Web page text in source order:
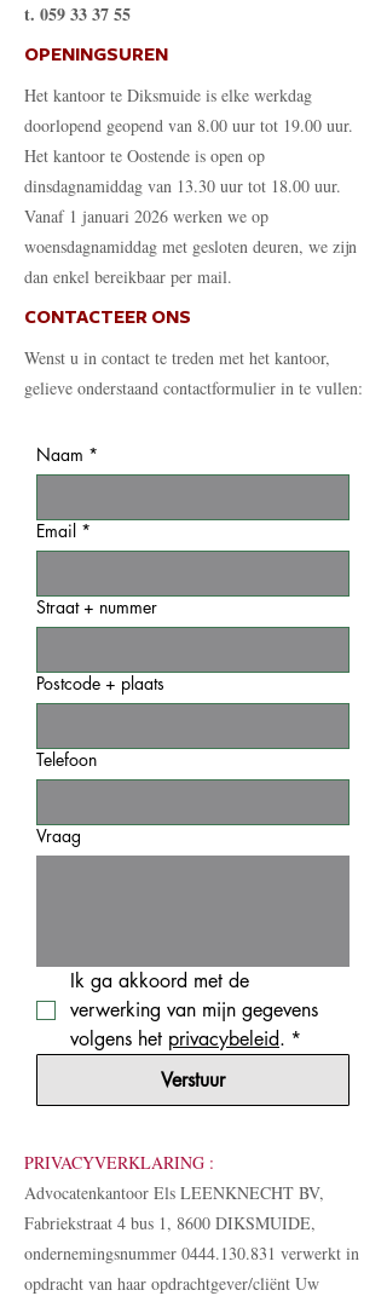
t. 059 33 37 55
OPENINGSUREN
Het kantoor te Diksmuide is elke werkdag
doorlopend geopend van 8.00 uur tot 19.00 uur.
Het kantoor te Oostende is open op
dinsdagnamiddag van 13.30 uur tot 18.00 uur.
Vanaf 1 januari 2026 werken we op
woensdagnamiddag met gesloten deuren, we zijn
dan enkel bereikbaar per mail.
CONTACTEER ONS
Wenst u in contact te treden met het kantoor,
gelieve onderstaand contactformulier in te vullen:
Naam *
Email *
Straat + nummer
Postcode + plaats
Telefoon
Vraag
Ik ga akkoord met de
verwerking van mijn gegevens
volgens het privacybeleid. *
Verstuur
PRIVACYVERKLARING :
Advocatenkantoor Els LEENKNECHT BV,
Fabriekstraat 4 bus 1, 8600 DIKSMUIDE,
ondernemingsnummer 0444.130.831 verwerkt in
opdracht van haar opdrachtgever/cliënt Uw